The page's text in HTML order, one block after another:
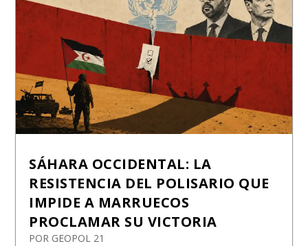
SÁHARA OCCIDENTAL: LA
RESISTENCIA DEL POLISARIO QUE
IMPIDE A MARRUECOS
PROCLAMAR SU VICTORIA
POR GEOPOL 21